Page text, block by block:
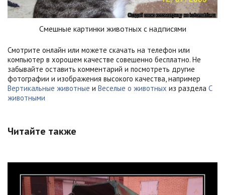
Смешные картинки животных с надписями
Смотрите онлайн или можете скачать на телефон или
компьютер в хорошем качестве совешенно бесплатно. Не
забывайте оставить комментарий и посмотреть другие
фотографии и изображения высокого качества, например
Вертикальные животные и Веселые о животных из раздела С
животными
Читайте также